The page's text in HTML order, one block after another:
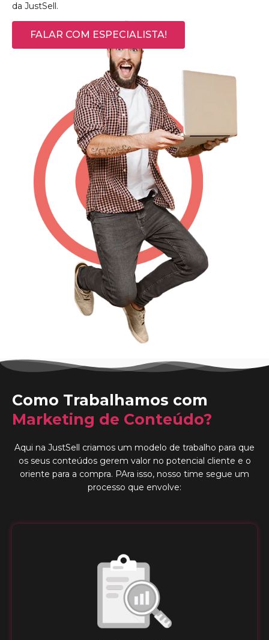
da JustSell.
FALAR COM ESPECIALISTA!
Como Trabalhamos com
Marketing de Conteúdo?
Aqui na JustSell criamos um modelo de trabalho para que
os seus conteúdos gerem valor no potencial cliente e o
oriente para a compra. PAra isso, nosso time segue um
processo que envolve: